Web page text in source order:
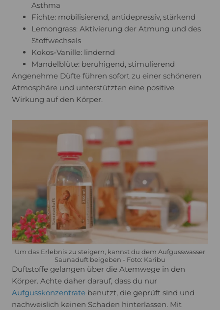
Asthma
Fichte: mobilisierend, antidepressiv, stärkend
Lemongrass: Aktivierung der Atmung und des
Stoffwechsels
Kokos-Vanille: lindernd
Mandelblüte: beruhigend, stimulierend
Angenehme Düfte führen sofort zu einer schöneren
Atmosphäre und unterstützten eine positive
Wirkung auf den Körper.
Um das Erlebnis zu steigern, kannst du dem Aufgusswasser
Saunaduft beigeben - Foto: Karibu
Duftstoffe gelangen über die Atemwege in den
Körper. Achte daher darauf, dass du nur
Aufgusskonzentrate benutzt, die geprüft sind und
nachweislich keinen Schaden hinterlassen. Mit